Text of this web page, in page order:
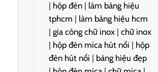
| hộp đèn| làm bảng hiệu
tphcm | làm bảng hiệu hcm
| gia công chữ inox| chữ inox
| hộp đèn mica hút nổi | hộp
đèn hút nổi | bảng hiệu đẹp